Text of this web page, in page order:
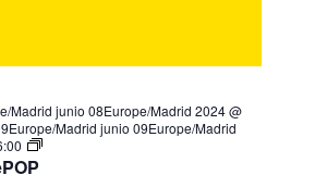
Madrid junio 08Europe/Madrid 2024 @
Madrid junio 09Europe/Madrid